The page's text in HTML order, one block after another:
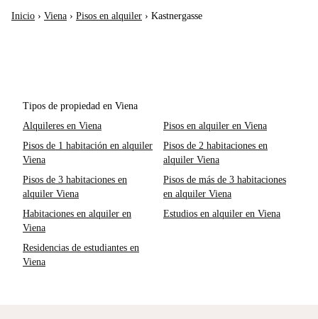
Inicio › Viena › Pisos en alquiler › Kastnergasse
Tipos de propiedad en Viena
Alquileres en Viena
Pisos en alquiler en Viena
Pisos de 1 habitación en alquiler
Viena
Pisos de 2 habitaciones en
alquiler Viena
Pisos de 3 habitaciones en
alquiler Viena
Pisos de más de 3 habitaciones
en alquiler Viena
Habitaciones en alquiler en
Viena
Estudios en alquiler en Viena
Residencias de estudiantes en
Viena